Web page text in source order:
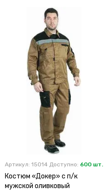
Артикул: 15014 Доступно: 600 шт.
Костюм «Докер» с п/к
мужской оливковый